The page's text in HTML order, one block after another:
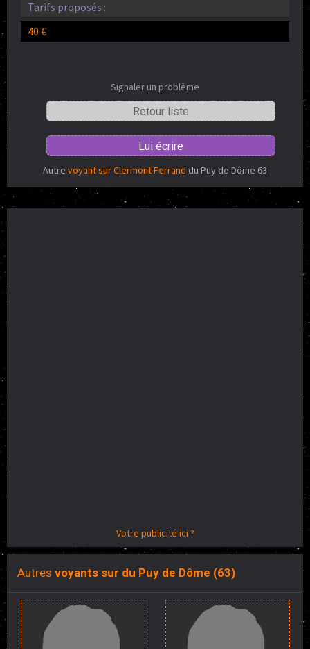
Tarifs proposés :
40 €
Signaler un problème
Retour liste
Lui écrire
Autre voyant sur Clermont Ferrand du Puy de Dôme 63
Votre publicité ici ?
Autres voyants sur du Puy de Dôme (63)